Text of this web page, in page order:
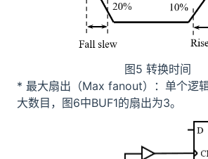
图5 转换时间
* 最大扇出（Max fanout）：单个逻
大数目，图6中BUF1的扇出为3。